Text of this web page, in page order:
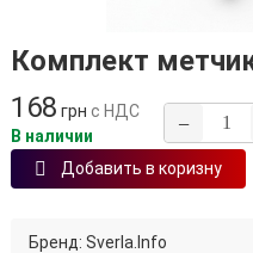
Комплект
168 грн с НДС
В наличии
−
Добавить в коризну
Бренд: Sverla.Info